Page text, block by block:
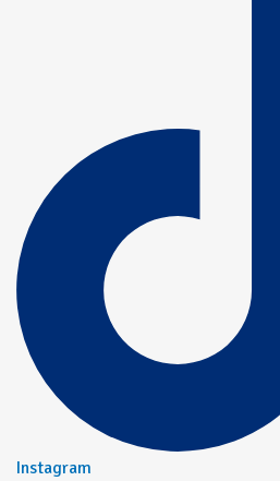
Instagram